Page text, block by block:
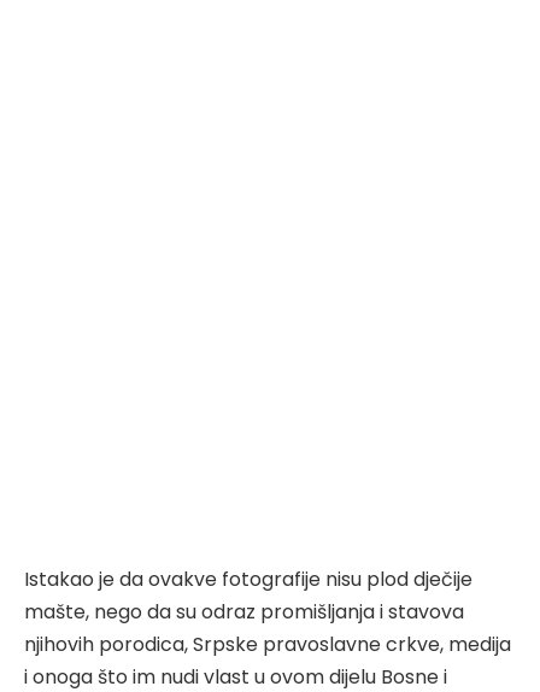
Istakao je da ovakve fotografije nisu plod dječije
mašte, nego da su odraz promišljanja i stavova
njihovih porodica, Srpske pravoslavne crkve, medija
i onoga što im nudi vlast u ovom dijelu Bosne i